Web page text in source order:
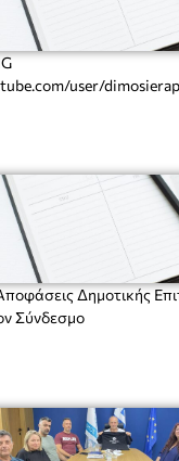
user/
Αποφάσεις Δημοτικής
Σύνδεσμο